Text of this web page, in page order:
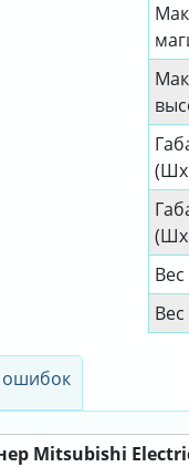
Mitsubishi Electric-